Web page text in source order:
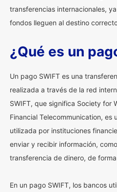
transferencias internacionales,
fondos lleguen al destino
¿Qué es un
Un pago SWIFT es una
realizada a través de la red
SWIFT, que significa Society for
Financial Telecommunication, es
utilizada por instituciones
enviar y recibir información,
transferencia de dinero, de
En un pago SWIFT, los bancos